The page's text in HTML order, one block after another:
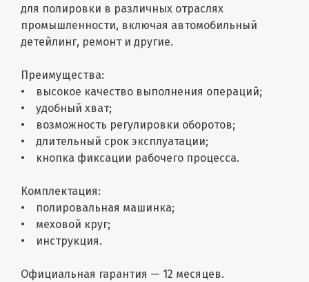
для полировки в различных отраслях
промышленности, включая автомобильный
детейлинг, ремонт и другие.
Преимущества:
• высокое качество выполнения операций;
• удобный хват;
• возможность регулировки оборотов;
• длительный срок эксплуатации;
• кнопка фиксации рабочего процесса.
Комплектация:
• полировальная машинка;
• меховой круг;
• инструкция.
Официальная гарантия — 12 месяцев.